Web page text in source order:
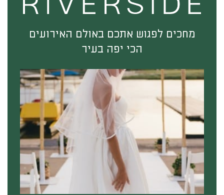
מחכים לפגוש אתכם באולם האירועים
הכי יפה בעיר